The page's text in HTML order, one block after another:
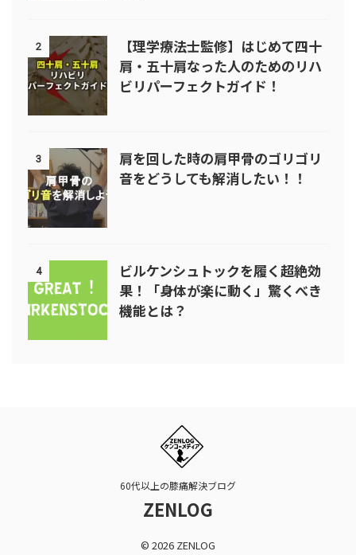
2
【理学療法士監修】はじめて四十
肩・五十肩なった人のためのリハ
ビリパーフェクトガイド！
3
肩を回した時の肩甲骨のゴリゴリ
音をどうしても解消したい！！
4
ビルケンシュトックを履く超絶効
果！「身体が楽に動く」驚くべき
機能とは？
60代以上の膝痛解決ブログ
ZENLOG
© 2026 ZENLOG